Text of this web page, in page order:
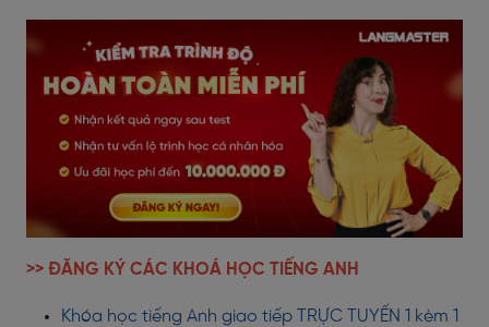
>> ĐĂNG KÝ CÁC KHOÁ HỌC TIẾNG ANH
Khóa học tiếng Anh giao tiếp TRỰC TUYẾN 1 kèm 1